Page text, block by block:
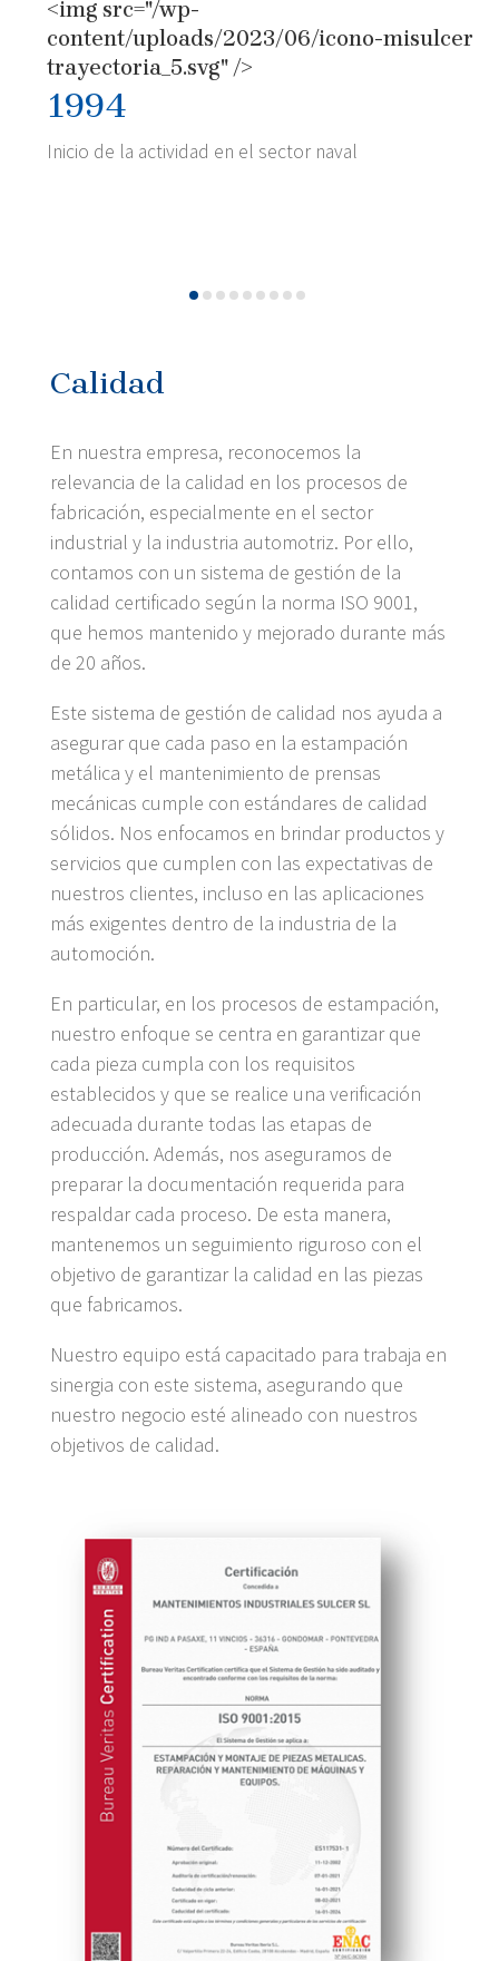
<img src="/wp-
content/uploads/2023/06/icono-misulcer-
trayectoria_5.svg" />
1994
Inicio de la actividad en el sector naval
Calidad
En nuestra empresa, reconocemos la
relevancia de la calidad en los procesos de
fabricación, especialmente en el sector
industrial y la industria automotriz. Por ello,
contamos con un sistema de gestión de la
calidad certificado según la norma ISO 9001,
que hemos mantenido y mejorado durante más
de 20 años.
Este sistema de gestión de calidad nos ayuda a
asegurar que cada paso en la estampación
metálica y el mantenimiento de prensas
mecánicas cumple con estándares de calidad
sólidos. Nos enfocamos en brindar productos y
servicios que cumplen con las expectativas de
nuestros clientes, incluso en las aplicaciones
más exigentes dentro de la industria de la
automoción.
En particular, en los procesos de estampación,
nuestro enfoque se centra en garantizar que
cada pieza cumpla con los requisitos
establecidos y que se realice una verificación
adecuada durante todas las etapas de
producción. Además, nos aseguramos de
preparar la documentación requerida para
respaldar cada proceso. De esta manera,
mantenemos un seguimiento riguroso con el
objetivo de garantizar la calidad en las piezas
que fabricamos.
Nuestro equipo está capacitado para trabaja en
sinergia con este sistema, asegurando que
nuestro negocio esté alineado con nuestros
objetivos de calidad.